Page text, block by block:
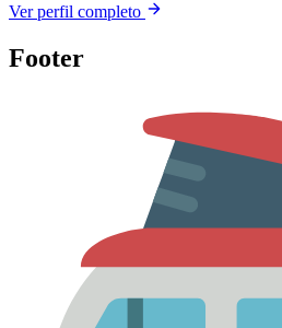
Ver perfil completo
Footer